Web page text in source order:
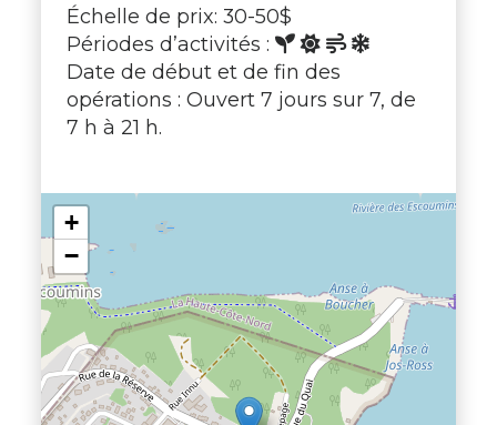
Échelle de prix: 30-50$
Périodes d’activités :
Date de début et de fin des
opérations : Ouvert 7 jours sur 7, de
7 h à 21 h.
+
−